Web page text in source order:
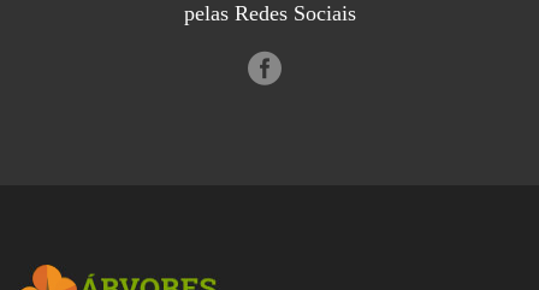
pelas Redes Sociais